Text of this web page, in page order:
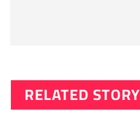
RELATED STORY